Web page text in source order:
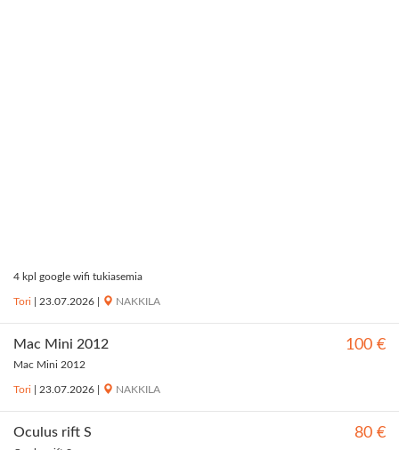
4 kpl google wifi tukiasemia
Tori 23.07.2026 NAKKILA
Mac Mini 2012 100 €
Mac Mini 2012
Tori 23.07.2026 NAKKILA
Oculus rift S 80 €